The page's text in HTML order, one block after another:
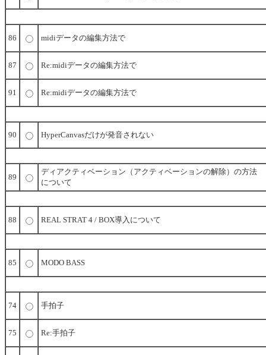
86 midiデータの編集方法で
87 Re:midiデータの編集方法で
91 Re:midiデータの編集方法で
90 HyperCanvasだけが発音されない
89
ディアクティベーション（アクティベーションの解除）の方法
について
88 REAL STRAT 4 / BOX導入について
85 MODO BASS
74 手拍子
75 Re:手拍子